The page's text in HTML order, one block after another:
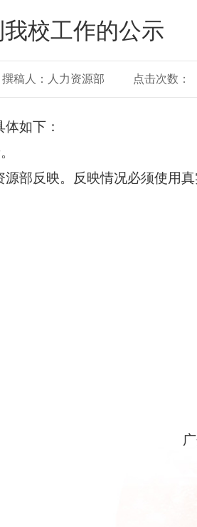
校工作的公示
撰稿人：人力资源部 点击次数：
如下：
。
部反映。反映情况必须使用